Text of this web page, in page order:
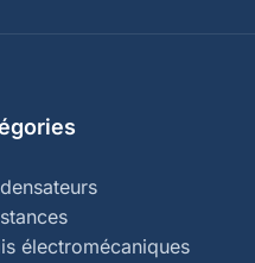
électromécaniques